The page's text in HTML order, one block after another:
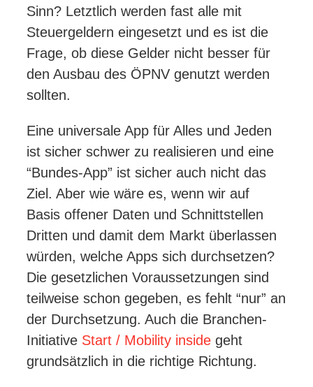
Sinn? Letztlich werden fast alle mit
Steuergeldern eingesetzt und es ist die
Frage, ob diese Gelder nicht besser für
den Ausbau des ÖPNV genutzt werden
sollten.
Eine universale App für Alles und Jeden
ist sicher schwer zu realisieren und eine
“Bundes-App” ist sicher auch nicht das
Ziel. Aber wie wäre es, wenn wir auf
Basis offener Daten und Schnittstellen
Dritten und damit dem Markt überlassen
würden, welche Apps sich durchsetzen?
Die gesetzlichen Voraussetzungen sind
teilweise schon gegeben, es fehlt “nur” an
der Durchsetzung. Auch die Branchen-
Initiative Start / Mobility inside geht
grundsätzlich in die richtige Richtung.